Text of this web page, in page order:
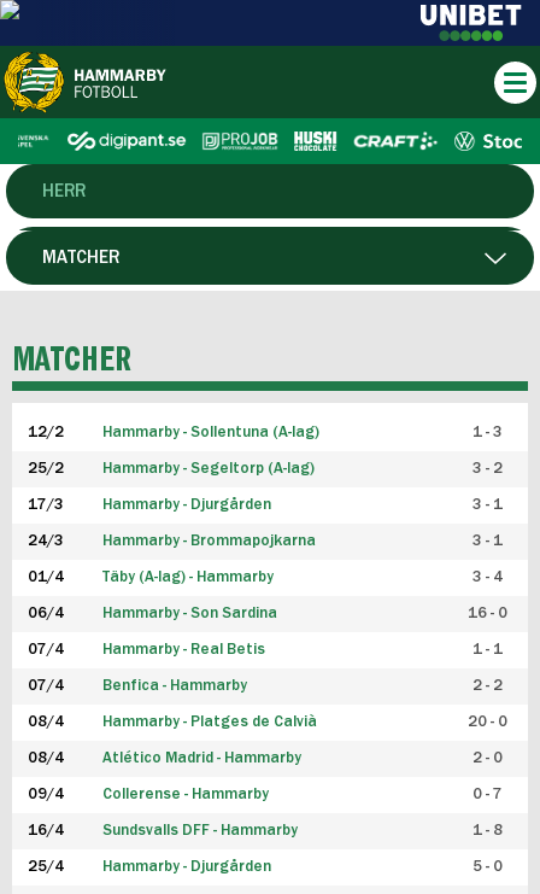
HERR
DAM
P19
F19
FUTSAL HERR
FUTSAL DAM
MATCHER
MATCHER
12/2 Hammarby - Sollentuna (A-lag) 1 - 3
25/2 Hammarby - Segeltorp (A-lag) 3 - 2
17/3 Hammarby - Djurgården 3 - 1
24/3 Hammarby - Brommapojkarna 3 - 1
01/4 Täby (A-lag) - Hammarby 3 - 4
06/4 Hammarby - Son Sardina 16 - 0
07/4 Hammarby - Real Betis 1 - 1
07/4 Benfica - Hammarby 2 - 2
08/4 Hammarby - Platges de Calvià 20 - 0
08/4 Atlético Madrid - Hammarby 2 - 0
09/4 Collerense - Hammarby 0 - 7
16/4 Sundsvalls DFF - Hammarby 1 - 8
25/4 Hammarby - Djurgården 5 - 0